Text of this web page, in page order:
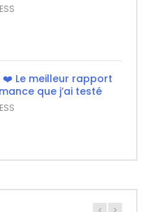
❤️ Le meilleur rapport
que j’ai testé